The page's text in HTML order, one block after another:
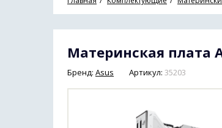
Материнская плата
Бренд: Asus Артикул: 35203